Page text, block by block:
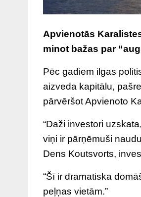
Apvienotās
minot bažas par
Pēc gadiem ilgas
aizveda kapitālu,
pārvēršot Apvienoto
“Daži investori
viņi ir pārņēmuši
Dens Koutsvorts,
“Šī ir dramatiska
peļņas vietām.”